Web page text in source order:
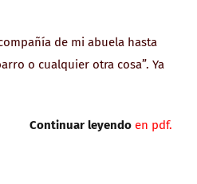
de mi abuela hasta
o cualquier otra cosa”. Ya
Continuar leyendoen pdf.